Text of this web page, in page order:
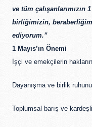
ve tüm çalışanlarımızın
birliğimizin,
ediyorum.”
1 Mayıs’ın Önemi
İşçi ve emekçilerin
Dayanışma ve birlik
Toplumsal barış ve